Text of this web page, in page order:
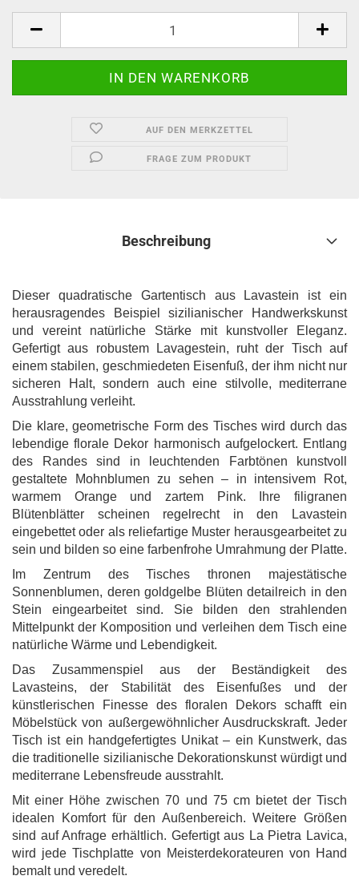
AUF DEN MERKZETTEL
FRAGE ZUM PRODUKT
Beschreibung
Dieser quadratische Gartentisch aus Lavastein ist ein
herausragendes Beispiel sizilianischer Handwerkskunst
und vereint natürliche Stärke mit kunstvoller Eleganz.
Gefertigt aus robustem Lavagestein, ruht der Tisch auf
einem stabilen, geschmiedeten Eisenfuß, der ihm nicht nur
sicheren Halt, sondern auch eine stilvolle, mediterrane
Ausstrahlung verleiht.
Die klare, geometrische Form des Tisches wird durch das
lebendige florale Dekor harmonisch aufgelockert. Entlang
des Randes sind in leuchtenden Farbtönen kunstvoll
gestaltete Mohnblumen zu sehen – in intensivem Rot,
warmem Orange und zartem Pink. Ihre filigranen
Blütenblätter scheinen regelrecht in den Lavastein
eingebettet oder als reliefartige Muster herausgearbeitet zu
sein und bilden so eine farbenfrohe Umrahmung der Platte.
Im Zentrum des Tisches thronen majestätische
Sonnenblumen, deren goldgelbe Blüten detailreich in den
Stein eingearbeitet sind. Sie bilden den strahlenden
Mittelpunkt der Komposition und verleihen dem Tisch eine
natürliche Wärme und Lebendigkeit.
Das Zusammenspiel aus der Beständigkeit des
Lavasteins, der Stabilität des Eisenfußes und der
künstlerischen Finesse des floralen Dekors schafft ein
Möbelstück von außergewöhnlicher Ausdruckskraft. Jeder
Tisch ist ein handgefertigtes Unikat – ein Kunstwerk, das
die traditionelle sizilianische Dekorationskunst würdigt und
mediterrane Lebensfreude ausstrahlt.
Mit einer Höhe zwischen 70 und 75 cm bietet der Tisch
idealen Komfort für den Außenbereich. Weitere Größen
sind auf Anfrage erhältlich. Gefertigt aus La Pietra Lavica,
wird jede Tischplatte von Meisterdekorateuren von Hand
bemalt und veredelt.